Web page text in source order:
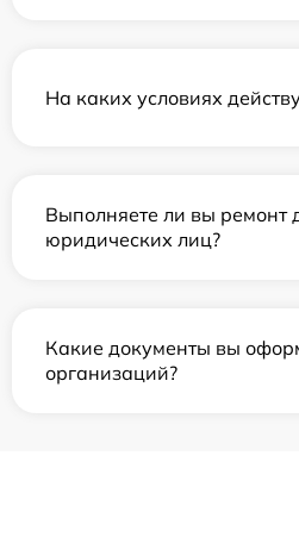
На каких условиях
Выполняете ли вы ремонт
юридических лиц?
Какие документы вы
организаций?